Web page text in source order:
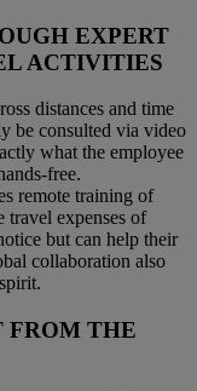
EXPERT
ACTIVITIES
distances and time
be consulted via video
what the employee
free.
remote training of
travel expenses of
but can help their
collaboration also
FROM THE